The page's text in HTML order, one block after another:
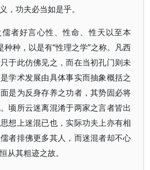
，功夫必当如是乎。
者好言心性、性命、性天以至本
种，以是有“性理之学”之称。凡西
于此仿佛见之，而在当初孔门则未
学术发展由具体事实而抽象概括之
是为反身存养之功者，其势固必将
顷所云迷离混淆于两家之言者皆出
想上迷混已也，实际功夫上亦有相
者排佛更多其人，而迷混者却不心
从其粗迹之故。